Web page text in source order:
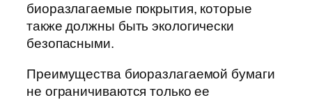
биоразлагаемые покрытия, которые
также должны быть экологически
безопасными.
Преимущества биоразлагаемой бумаги
не ограничиваются только ее